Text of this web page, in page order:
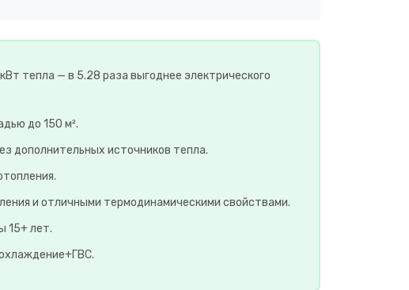
тепла — в 5.28 раза выгоднее электрического
до 150 м².
дополнительных источников тепла.
и отличными термодинамическими свойствами.
15+ лет.